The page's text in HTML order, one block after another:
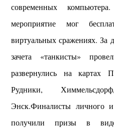
современных
мероприятие мог
виртуальных сражениях. За
зачета «танкисты»
развернулись на картах
Рудники,
Энск.Финалисты личного
получили призы в